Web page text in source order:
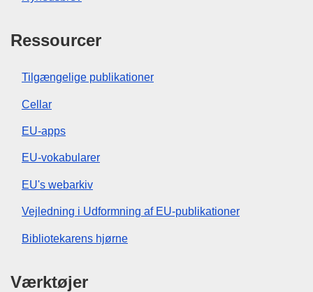
Ressourcer
Tilgængelige publikationer
Cellar
EU-apps
EU-vokabularer
EU's webarkiv
Vejledning i Udformning af EU-publikationer
Bibliotekarens hjørne
Værktøjer